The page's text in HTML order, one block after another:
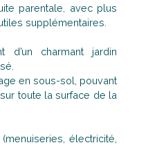
parentale, avec plus
supplémentaires.
d’un charmant jardin
en sous-sol, pouvant
toute la surface de la
électricité,